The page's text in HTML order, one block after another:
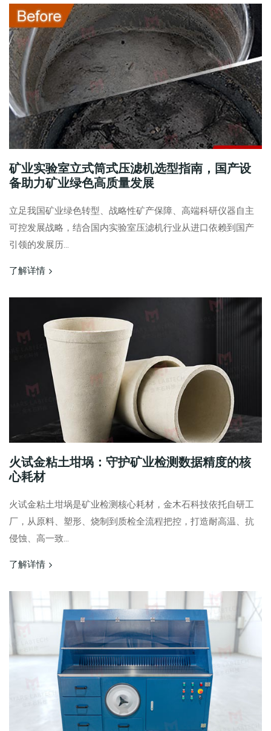
矿业实验室立式筒式压滤机选型指南，国产设
备助力矿业绿色高质量发展
立足我国矿业绿色转型、战略性矿产保障、高端科研仪器自主
可控发展战略，结合国内实验室压滤机行业从进口依赖到国产
引领的发展历...
了解详情
火试金粘土坩埚：守护矿业检测数据精度的核
心耗材
火试金粘土坩埚是矿业检测核心耗材，金木石科技依托自研工
厂，从原料、塑形、烧制到质检全流程把控，打造耐高温、抗
侵蚀、高一致...
了解详情